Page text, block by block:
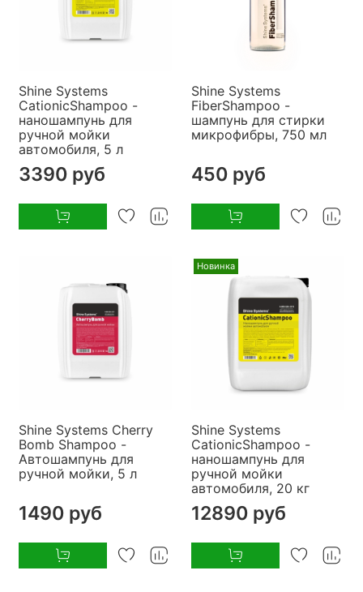
Shine Systems
CationicShampoo -
наношампунь для
ручной мойки
автомобиля, 5 л
3390 руб
Shine Systems
FiberShampoo -
шампунь для стирки
микрофибры, 750 мл
450 руб
Shine Systems Cherry
Bomb Shampoo -
Автошампунь для
ручной мойки, 5 л
1490 руб
Новинка
Shine Systems
CationicShampoo -
наношампунь для
ручной мойки
автомобиля, 20 кг
12890 руб